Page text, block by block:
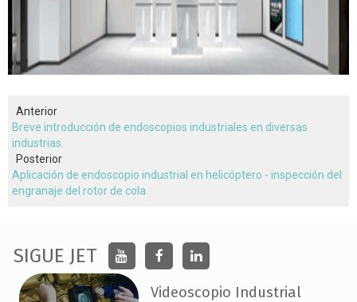
Anterior
Breve introducción de endoscopios industriales en diversas
industrias.
Posterior
Aplicación de endoscopio industrial en helicóptero - inspección del
engranaje del rotor de cola
SIGUE JET
Videoscopio Industrial